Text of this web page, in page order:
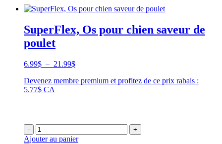
SuperFlex, Os pour chien saveur de
poulet
6.99$ – 21.99$Plage
prix :
Devenez membre premium et profitez de ce prix rabais :
5.77$ CA
- +
Ajouter au panier